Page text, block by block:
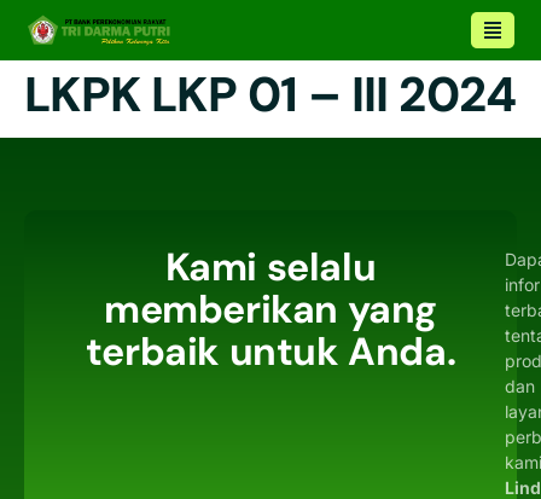
LKPK LKP 01 – III 2024
Kami selalu
memberikan yang
terbaik untuk Anda.
dan